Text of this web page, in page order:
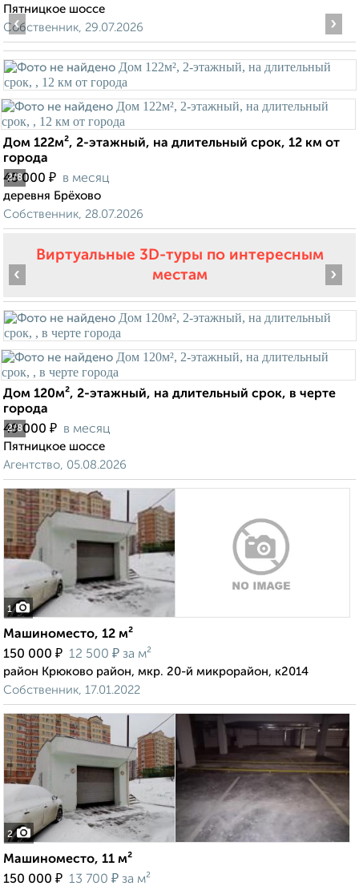
Пятницкое шоссе
Собственник, 29.07.2026
2/8
‹ ›
Дом 122м², 2-этажный, на длительный срок, 12 км от
города
45 000 ₽ в месяц
деревня Брёхово
Собственник, 28.07.2026
Виртуальные 3D-туры по интересным
местам
2/8
‹ ›
Дом 120м², 2-этажный, на длительный срок, в черте
города
49 000 ₽ в месяц
Пятницкое шоссе
Агентство, 05.08.2026
1
Машиноместо, 12 м²
150 000 ₽ 12 500 ₽ за м²
район Крюково район, мкр. 20-й микрорайон, к2014
Собственник, 17.01.2022
2
Машиноместо, 11 м²
150 000 ₽ 13 700 ₽ за м²